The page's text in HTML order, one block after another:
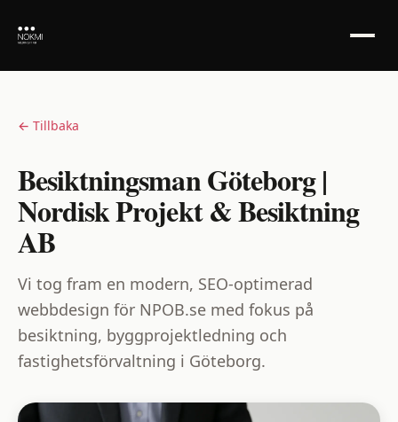
← Tillbaka
Besiktningsman Göteborg |
Nordisk Projekt & Besiktning
AB
Vi tog fram en modern, SEO-optimerad
webbdesign för NPOB.se med fokus på
besiktning, byggprojektledning och
fastighetsförvaltning i Göteborg.